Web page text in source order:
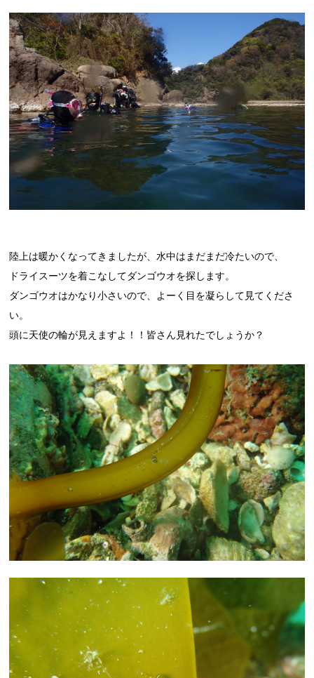
陸上は暖かくなってきましたが、水中はまだまだ冷たいので、
ドライスーツを着こなしてダンゴウオを探します。
ダンゴウオはかなり小さいので、よーく目を凝らして見てくださ
い。
頭に天使の輪が見えますよ！！皆さん見れたでしょうか？